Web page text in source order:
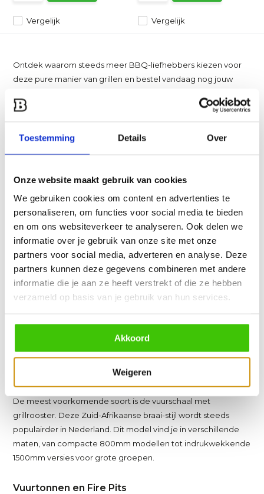
Toestemming Details Over
Onze website maakt gebruik van cookies
We gebruiken cookies om content en advertenties te
personaliseren, om functies voor social media te bieden
en om ons websiteverkeer te analyseren. Ook delen we
informatie over je gebruik van onze site met onze
partners voor social media, adverteren en analyse. Deze
partners kunnen deze gegevens combineren met andere
informatie die je aan ze heeft verstrekt of die ze hebben
verzameld op basis van je gebruik van hun services.
Akkoord
Weigeren
Vergelijk Vergelijk
Ontdek waarom steeds meer BBQ-liefhebbers kiezen voor
deze pure manier van grillen en bestel vandaag nog jouw
Waarom kiezen voor een open vuur bbq?
dan alleen koken. Het is een belevenis die alle zintuigen
prikkelt. De directe blootstelling aan vuur en rook geeft je
na te bootsen is.
Dit type barbecue onderscheidt zich van andere barbecues
door het ontbreken van een deksel. Hierdoor ontstaat een
rauwe, directe kookervaring waarbij je constant contact hebt
met het vuur. Deze vorm van buitenkoken vraagt om meer
techniek dan een standaard gas model, maar juist dat maakt
een open vuur bbq zo boeiend voor de echte BBQ-
liefhebber.
Verschillende types bbq's met open vuur
verschillende varianten, elk met zijn eigen charme en
bereidingsmogelijkheden. Van klassieke vuurschalen tot
moderne fire pits - er is voor elke chef de perfecte match.
Vuurschalen en Braai-constructies
De meest voorkomende soort is de vuurschaal met
grillrooster. Deze Zuid-Afrikaanse braai-stijl wordt steeds
populairder in Nederland. Dit model vind je in verschillende
maten, van compacte 800mm modellen tot indrukwekkende
1500mm versies voor grote groepen.
Vuurtonnen en Fire Pits